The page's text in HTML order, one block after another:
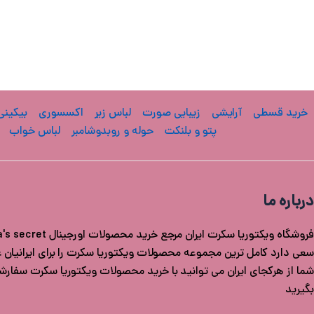
خرید قسطی آرایشی زیبایی صورت لباس زیر اکسسوری
پتو و بلنکت
حوله و روبدوشامبر لباس خواب
درباره ما
سعی دارد کامل ترین مجموعه محصولات ویکتوریا سکرت را برای ایرانیان
شما از هرکجای ایران می توانید با خرید محصولات ویکتوریا سکرت
بگیرید